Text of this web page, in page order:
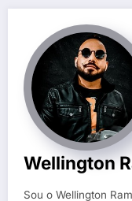
Wellington
Sou o Wellington